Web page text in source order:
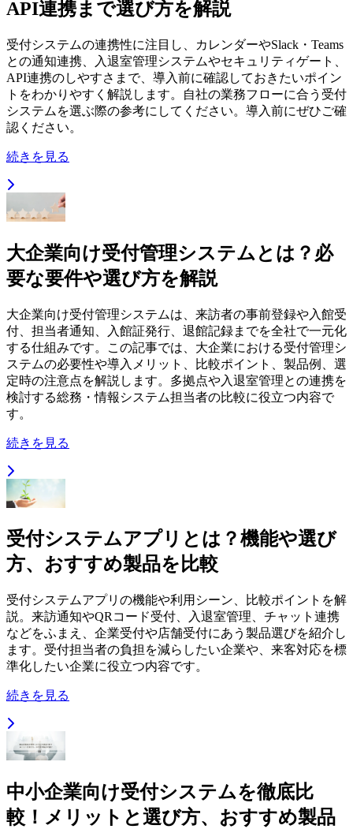
API連携まで選び方を解説
受付システムの連携性に注目し、カレンダーやSlack・Teams
との通知連携、入退室管理システムやセキュリティゲート、
API連携のしやすさまで、導入前に確認しておきたいポイン
トをわかりやすく解説します。自社の業務フローに合う受付
システムを選ぶ際の参考にしてください。導入前にぜひご確
認ください。
続きを見る
大企業向け受付管理システムとは？必
要な要件や選び方を解説
大企業向け受付管理システムは、来訪者の事前登録や入館受
付、担当者通知、入館証発行、退館記録までを全社で一元化
する仕組みです。この記事では、大企業における受付管理シ
ステムの必要性や導入メリット、比較ポイント、製品例、選
定時の注意点を解説します。多拠点や入退室管理との連携を
検討する総務・情報システム担当者の比較に役立つ内容で
す。
続きを見る
受付システムアプリとは？機能や選び
方、おすすめ製品を比較
受付システムアプリの機能や利用シーン、比較ポイントを解
説。来訪通知やQRコード受付、入退室管理、チャット連携
などをふまえ、企業受付や店舗受付にあう製品選びを紹介し
ます。受付担当者の負担を減らしたい企業や、来客対応を標
準化したい企業に役立つ内容です。
続きを見る
中小企業向け受付システムを徹底比
較！メリットと選び方、おすすめ製品